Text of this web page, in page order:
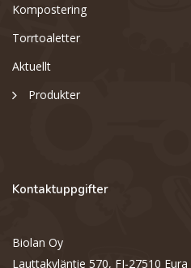
Kompostering
Torrtoaletter
Aktuellt
Produkter
Kontaktuppgifter
Biolan Oy
Lauttakyläntie 570, FI-27510 Eura
S
Hi there!